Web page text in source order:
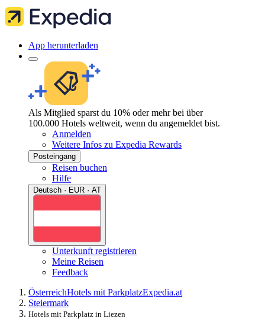
App herunterladen
Als Mitglied sparst du 10% oder mehr bei über
100.000 Hotels weltweit, wenn du angemeldet bist.
Anmelden
Weitere Infos zu Expedia Rewards
Posteingang
Reisen buchen
Hilfe
Deutsch · EUR · AT
Unterkunft registrieren
Meine Reisen
Feedback
ÖsterreichHotels mit ParkplatzExpedia.at
Steiermark
Hotels mit Parkplatz in Liezen